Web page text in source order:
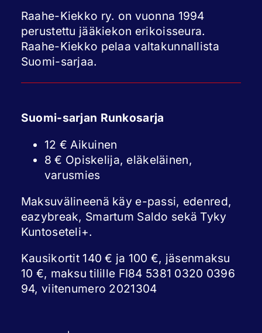
Raahe-Kiekko ry. on vuonna 1994
perustettu jääkiekon erikoisseura.
Raahe-Kiekko pelaa valtakunnallista
Suomi-sarjaa.
Suomi-sarjan Runkosarja
12 € Aikuinen
8 € Opiskelija, eläkeläinen,
varusmies
Maksuvälineenä käy e-passi, edenred,
eazybreak, Smartum Saldo sekä Tyky
Kuntoseteli+.
Kausikortit 140 € ja 100 €, jäsenmaksu
10 €, maksu tilille FI84 5381 0320 0396
94, viitenumero 2021304